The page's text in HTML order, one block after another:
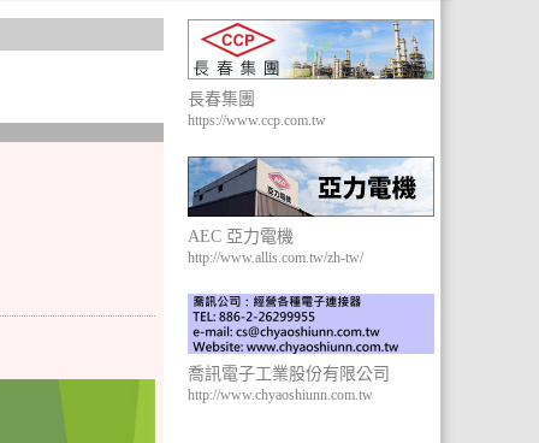
長春集團
https://www.ccp.com.tw
AEC 亞力電機
http://www.allis.com.tw/zh-tw/
喬訊電子工業股份有限公司
http://www.chyaoshiunn.com.tw